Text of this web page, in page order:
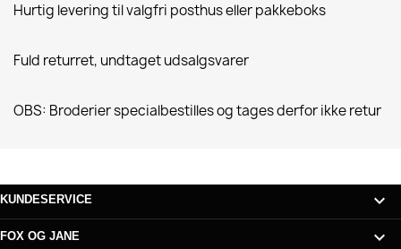
Hurtig levering til valgfri posthus eller pakkeboks
Fuld returret, undtaget udsalgsvarer
OBS: Broderier specialbestilles og tages derfor ikke retur
KUNDESERVICE 
FOX OG JANE 